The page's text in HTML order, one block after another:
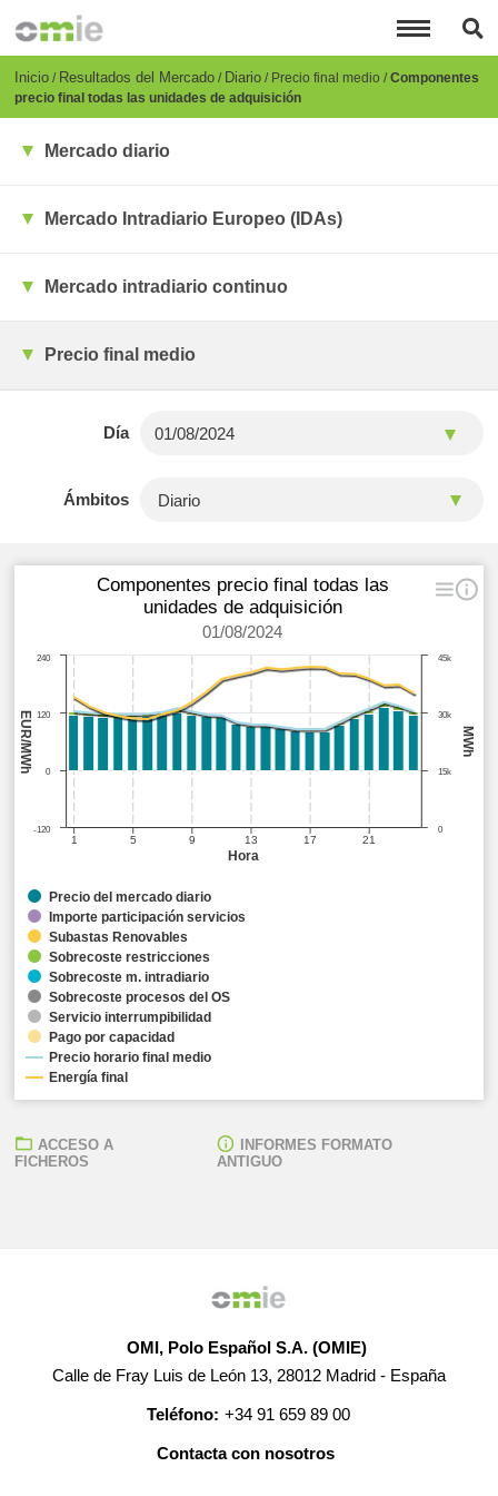
principal
Breadcrumb
Inicio Resultados del Mercado Diario Precio final medio Componentes
precio final todas las unidades de adquisición
Mercado diario
Mercado Intradiario Europeo (IDAs)
Mercado intradiario continuo
Precio final medio
Día
Ámbitos
Hora
MWh
EUR/MWh
Componentes precio final todas las
unidades de adquisición
01/08/2024
1 5 9 13 17 21
0
30k
15k
45k
0
120
-120
240
Precio del mercado diario
Importe participación servicios
Subastas Renovables
Sobrecoste restricciones
Sobrecoste m. intradiario
Sobrecoste procesos del OS
Servicio interrumpibilidad
Pago por capacidad
Precio horario final medio
Energía final
ACCESO A
FICHEROS
INFORMES FORMATO
ANTIGUO
OMI, Polo Español S.A. (OMIE)
Calle de Fray Luis de León 13, 28012 Madrid - España
Teléfono: +34 91 659 89 00
Contacta con nosotros